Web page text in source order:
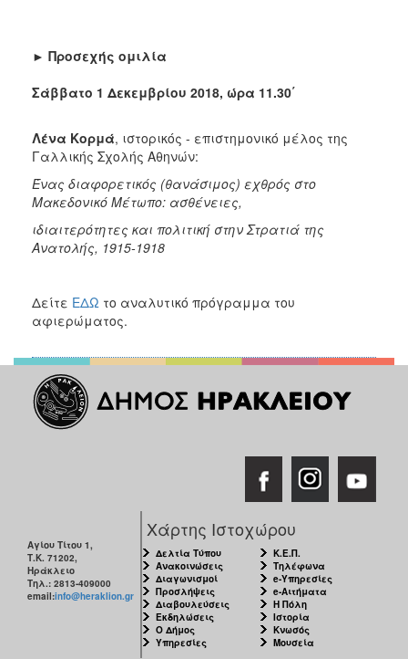
► Προσεχής ομιλία
Σάββατο 1 Δεκεμβρίου 2018, ώρα 11.30΄
Λένα Κορμά, ιστορικός - επιστημονικό μέλος της
Γαλλικής Σχολής Αθηνών:
Ένας διαφορετικός (θανάσιμος) εχθρός στο
Μακεδονικό Μέτωπο: ασθένειες,
ιδιαιτερότητες και πολιτική στην Στρατιά της
Ανατολής, 1915-1918
Δείτε ΕΔΩ το αναλυτικό πρόγραμμα του
αφιερώματος.
Αγίου Τίτου 1,
Τ.Κ. 71202,
Ηράκλειο
Τηλ.: 2813-409000
email:info@heraklion.gr
Χάρτης Ιστοχώρου
Δελτία Τύπου
Ανακοινώσεις
Διαγωνισμοί
Προσλήψεις
Διαβουλεύσεις
Εκδηλώσεις
Ο Δήμος
Υπηρεσίες
Κ.Ε.Π.
Τηλέφωνα
e-Υπηρεσίες
e-Αιτήματα
Η Πόλη
Ιστορία
Κνωσός
Μουσεία